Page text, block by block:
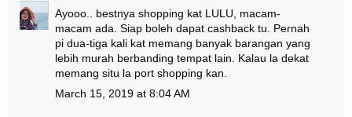
Ayooo.. bestnya shopping kat LULU, macam-
macam ada. Siap boleh dapat cashback tu. Pernah
pi dua-tiga kali kat memang banyak barangan yang
lebih murah berbanding tempat lain. Kalau la dekat
memang situ la port shopping kan.
March 15, 2019 at 8:04 AM